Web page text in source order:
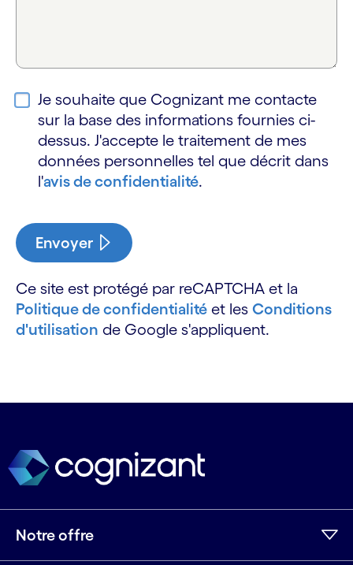
Je souhaite que Cognizant me contacte
sur la base des informations fournies ci-
dessus. J'accepte le traitement de mes
données personnelles tel que décrit dans
l'avis de confidentialité.
Envoyer
Ce site est protégé par reCAPTCHA et la
Politique de confidentialité et les Conditions
d'utilisation de Google s'appliquent.
Notre offre